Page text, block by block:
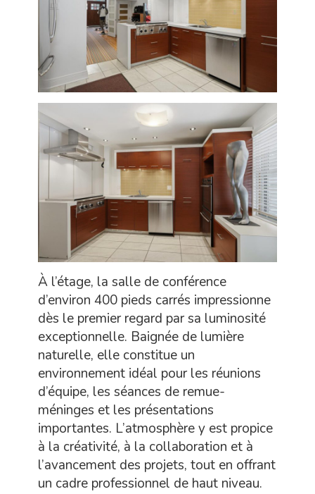
À l’étage, la salle de conférence
d’environ 400 pieds carrés impressionne
dès le premier regard par sa luminosité
exceptionnelle. Baignée de lumière
naturelle, elle constitue un
environnement idéal pour les réunions
d’équipe, les séances de remue-
méninges et les présentations
importantes. L’atmosphère y est propice
à la créativité, à la collaboration et à
l’avancement des projets, tout en offrant
un cadre professionnel de haut niveau.